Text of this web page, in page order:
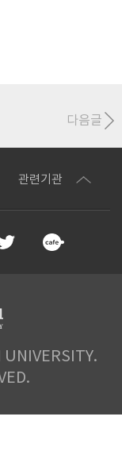
다음글
관련기관